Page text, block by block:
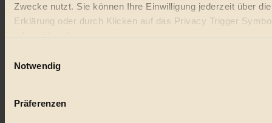
Zwecke nutzt. Sie können Ihre Einwilligung jederzeit über
Erklärung oder durch Klicken auf das Privacy Trigger
oder widerrufen
Wenn Sie es erlauben, würden wir auch gerne:
Ihr Gerät durch aktives Scannen nach bestimmten
Notwendig
Präferenzen
Bio
Vegan